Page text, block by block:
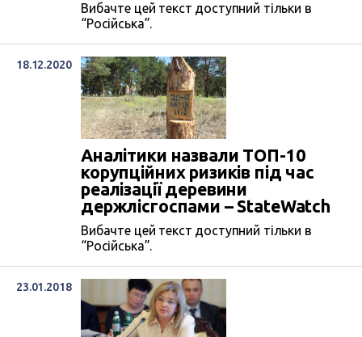
Вибачте цей текст доступний тільки в
“Російська”.
18.12.2020
Аналітики назвали ТОП-10
корупційних ризиків під час
реалізації деревини
держлісгоспами – StateWatch
Вибачте цей текст доступний тільки в
“Російська”.
23.01.2018